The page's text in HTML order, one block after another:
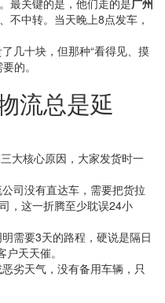
最关键的是，他们走的是广州
不中转。当天晚上8点发车，
几十块，但那种“看得见、摸
的。
流总是延
大核心原因，大家发货时一
司没有直达车，需要把货拉
，这一折腾至少耽误24小
需要3天的路程，硬说是隔日
天天催。
劣天气，没有备用车辆，只